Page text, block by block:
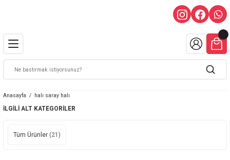
Anasayfa halı saray halı
İLGILI ALT KATEGORILER
Tüm Ürünler (21)